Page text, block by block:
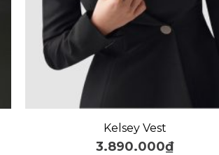
Kelsey Vest
3.890.000₫